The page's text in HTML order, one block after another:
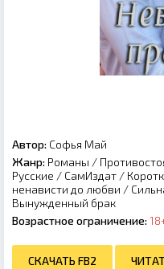
Автор: Софья Май
Жанр: Романы /
Русские / СамИздат /
ненависти до любви /
Вынужденный брак
Возрастное ограничение:
СКАЧАТЬ FB2